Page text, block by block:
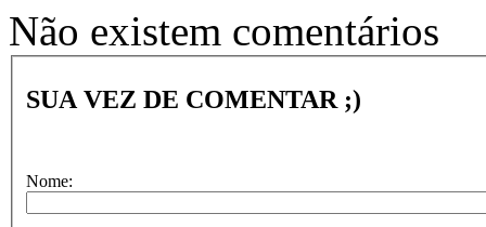
Não existem comentários
SUA VEZ DE COMENTAR ;)
Nome: